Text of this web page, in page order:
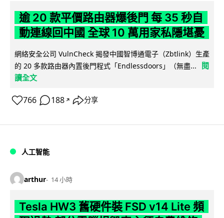
逾 20 款平價路由器爆後門 每 35 秒自
動連線回中國 全球 10 萬用家私隱堪憂
網絡安全公司 VulnCheck 揭發中國智博通電子（Zbtlink）生產
的 20 多款路由器內置後門程式「Endlessdoors」（無盡...
閱
讀全文
766 188 ↗ 分享
人工智能
arthur 14 小時
Tesla HW3 舊硬件裝 FSD v14 Lite 頻